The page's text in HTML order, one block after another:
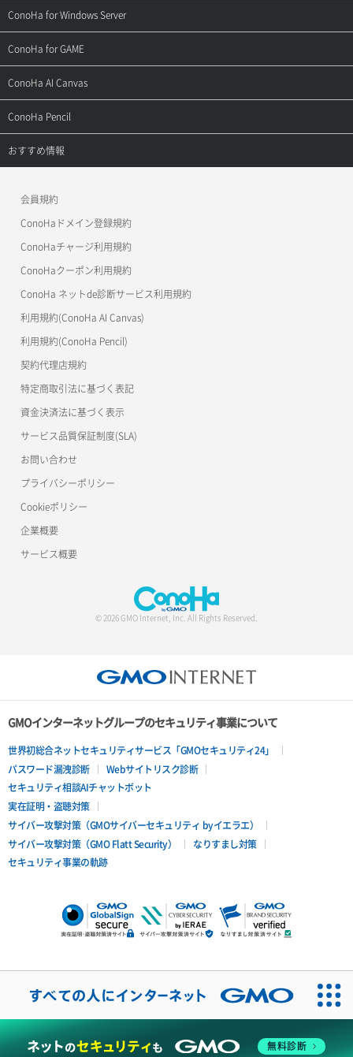
用語集
お問い合わせ
ご利用ガイド
お乗り換えガイド
よくある質問
サポートトップ
ご利用ガイド
APIドキュメントVPS2.0
APIドキュメントVPS3.0
ConoHa for Windows Server
サポートトップ
ご利用ガイド
APIドキュメントVPS2.0
APIドキュメントVPS3.0
ConoHa for GAME
サポートトップ
ご利用ガイド
ConoHa AI Canvas
サポートトップ
ご利用ガイド
ConoHa Pencil
サポートトップ
おすすめ情報
美雲このは徹底ガイド
会員規約
ConoHaドメイン登録規約
ConoHaチャージ利用規約
ConoHaクーポン利用規約
ConoHa ネットde診断サービス利用規約
利用規約(ConoHa AI Canvas)
利用規約(ConoHa Pencil)
契約代理店規約
特定商取引法に基づく表記
資金決済法に基づく表示
サービス品質保証制度(SLA)
お問い合わせ
プライバシーポリシー
Cookieポリシー
企業概要
サービス概要
© 2026 GMO Internet, Inc. All Rights Reserved.
GMOインターネットグループのセキュリティ事業について
世界初総合ネットセキュリティサービス「GMOセキュリティ24」
パスワード漏洩診断
Webサイトリスク診断
セキュリティ相談AIチャットボット
実在証明・盗聴対策
サイバー攻撃対策（GMOサイバーセキュリティ byイエラエ）
サイバー攻撃対策（GMO Flatt Security）
なりすまし対策
セキュリティ事業の軌跡
無料診断